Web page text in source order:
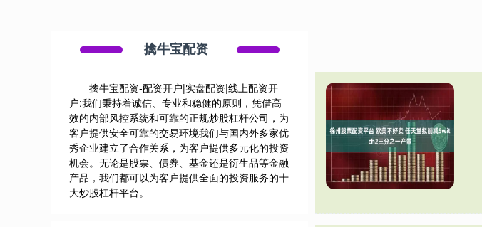
擒牛宝配资
擒牛宝配资-配资开户|实盘配资|线上配资开
户:我们秉持着诚信、专业和稳健的原则，凭借高
效的内部风控系统和可靠的正规炒股杠杆公司，为
客户提供安全可靠的交易环境我们与国内外多家优
秀企业建立了合作关系，为客户提供多元化的投资
机会。无论是股票、债券、基金还是衍生品等金融
产品，我们都可以为客户提供全面的投资服务的十
大炒股杠杆平台。